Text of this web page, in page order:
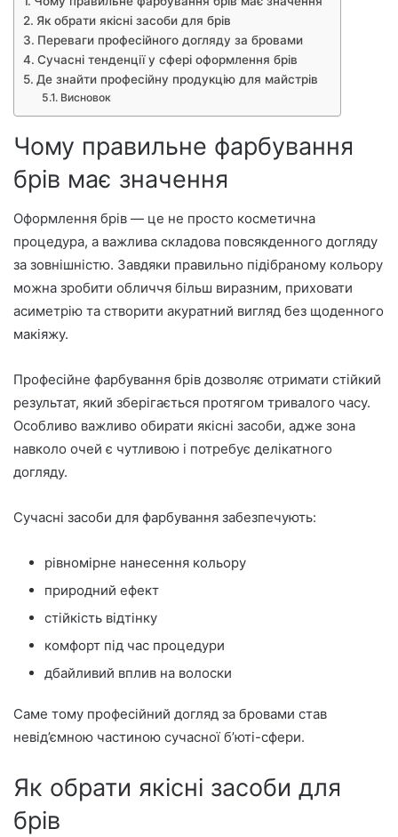
Як обрати якісні засоби для брів
Переваги професійного догляду за бровами
Сучасні тенденції у сфері оформлення брів
Де знайти професійну продукцію для майстрів
Висновок
Чому правильне фарбування
брів має значення
Оформлення брів — це не просто косметична
процедура, а важлива складова повсякденного догляду
за зовнішністю. Завдяки правильно підібраному кольору
можна зробити обличчя більш виразним, приховати
асиметрію та створити акуратний вигляд без щоденного
макіяжу.
Професійне фарбування брів дозволяє отримати стійкий
результат, який зберігається протягом тривалого часу.
Особливо важливо обирати якісні засоби, адже зона
навколо очей є чутливою і потребує делікатного
догляду.
Сучасні засоби для фарбування забезпечують:
рівномірне нанесення кольору
природний ефект
стійкість відтінку
комфорт під час процедури
дбайливий вплив на волоски
Саме тому професійний догляд за бровами став
невід’ємною частиною сучасної б’юті-сфери.
Як обрати якісні засоби для
брів